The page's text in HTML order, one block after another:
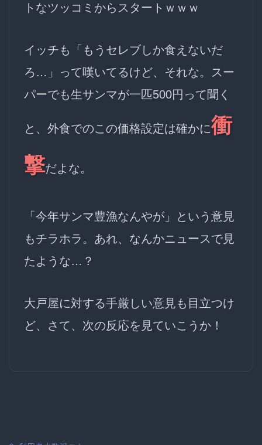
トなツッコミからスタートｗｗｗ
イッチも「もうセレブしか食えないだ
ろ…」って嘆いてるけど、それな。スー
パーでも生サンマが一匹500円って聞く
と、外食でのこの価格設定は確かに衝
撃だよな。
「今年サンマ豊漁なんやが」という意見
もチラホラ。あれ、なんかニュースで見
たような…？
大戸屋に対する手厳しい意見も目立つけ
ど、さて、次の反応を見ていこうか！